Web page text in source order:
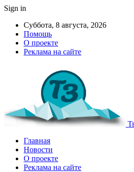
Sign in
Суббота, 8 августа, 2026
Помощь
О проекте
Реклама на сайте
Главная
Новости
О проекте
Реклама на сайте